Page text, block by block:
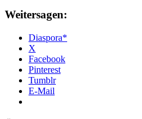
Weitersagen:
Diaspora*
X
Facebook
Pinterest
Tumblr
E-Mail